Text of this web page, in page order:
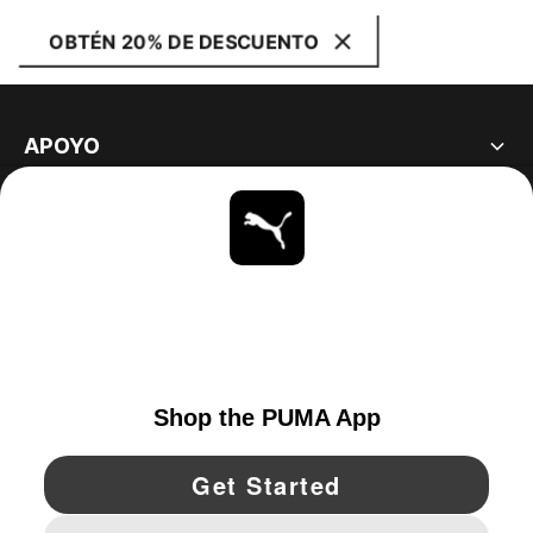
OBTÉN 20% DE DESCUENTO
APOYO
YouTube Twitter Pinterest